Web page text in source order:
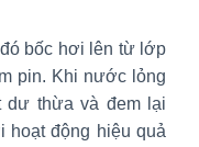
bốc hơi lên từ lớp
pin. Khi nước lỏng
dư thừa và đem lại
hoạt động hiệu quả